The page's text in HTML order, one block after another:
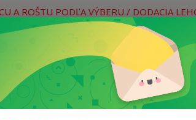
A ROŠTU PODĽA VÝBERU / DODACIA
Hľadať
Neviete si rady? Zavolajte.
Doplnky Postele